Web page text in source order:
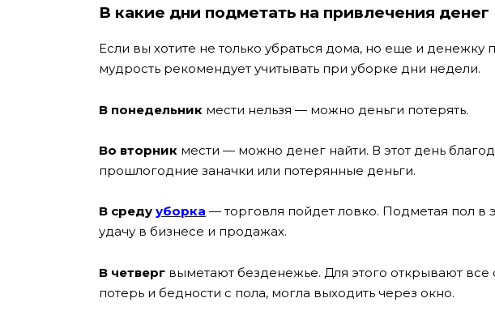
В какие дни подметать на привлечения денег
Если вы хотите не только убраться дома, но еще и денежку
мудрость рекомендует учитывать при уборке дни недели.
В понедельник мести нельзя — можно деньги потерять.
Во вторник мести — можно денег найти. В этот день
прошлогодние заначки или потерянные деньги.
В среду уборка — торговля пойдет ловко. Подметая пол в
удачу в бизнесе и продажах.
В четверг выметают безденежье. Для этого открывают все
потерь и бедности с пола, могла выходить через окно.